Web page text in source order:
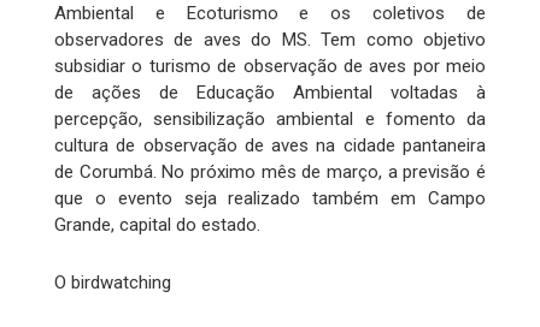
Ambiental e Ecoturismo e os coletivos de
observadores de aves do MS. Tem como objetivo
subsidiar o turismo de observação de aves por meio
de ações de Educação Ambiental voltadas à
percepção, sensibilização ambiental e fomento da
cultura de observação de aves na cidade pantaneira
de Corumbá. No próximo mês de março, a previsão é
que o evento seja realizado também em Campo
Grande, capital do estado.
O birdwatching